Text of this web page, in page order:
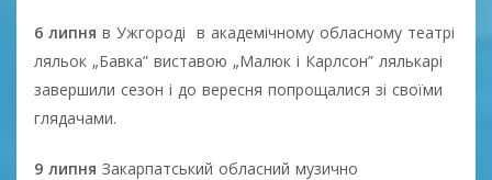
6 липня в Ужгороді в академічному обласному театрі
ляльок „Бавка” виставою „Малюк і Карлсон” лялькарі
завершили сезон і до вересня попрощалися зі своїми
глядачами.
9 липня Закарпатський обласний музично